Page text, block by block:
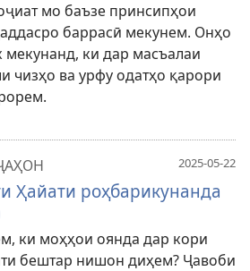
мо баъзе принсипҳои
баррасӣ мекунем. Онҳо
мекунанд, ки дар масъалаи
чизҳо ва урфу одатҳо қарори
2025-05-22
Ҳайати роҳбарикунанда
ки моҳҳои оянда дар кори
бештар нишон диҳем? Ҷавоби